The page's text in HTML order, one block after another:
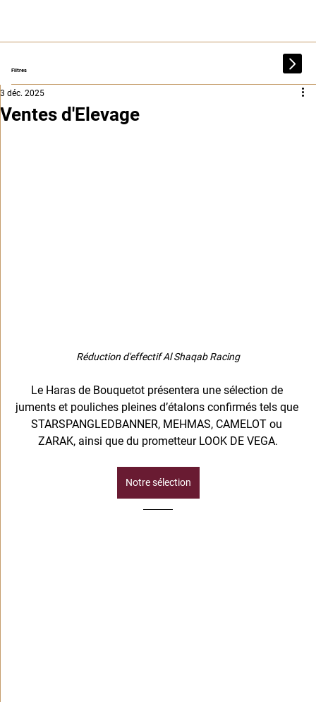
Filtres
Ventes d'Elevage
3 déc. 2025
Réduction d'effectif Al Shaqab Racing
Le Haras de Bouquetot présentera une sélection de
juments et pouliches pleines d’étalons confirmés tels que
STARSPANGLEDBANNER, MEHMAS, CAMELOT ou
ZARAK, ainsi que du prometteur LOOK DE VEGA.
Notre sélection